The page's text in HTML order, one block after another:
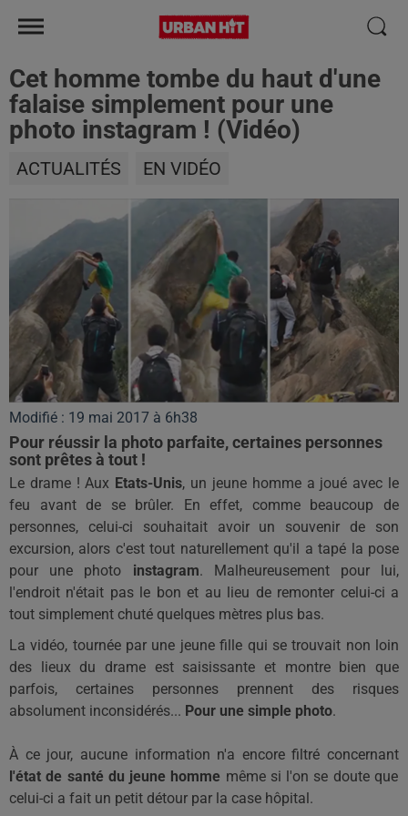
Cet homme tombe du haut d'une
falaise simplement pour une
photo instagram ! (Vidéo)
ACTUALITÉS EN VIDÉO
Modifié : 19 mai 2017 à 6h38
Pour réussir la photo parfaite, certaines personnes
sont prêtes à tout !
Le drame ! Aux Etats-Unis, un jeune homme a joué avec le
feu avant de se brûler. En effet, comme beaucoup de
personnes, celui-ci souhaitait avoir un souvenir de son
excursion, alors c'est tout naturellement qu'il a tapé la pose
pour une photo instagram. Malheureusement pour lui,
l'endroit n'était pas le bon et au lieu de remonter celui-ci a
tout simplement chuté quelques mètres plus bas.
La vidéo, tournée par une jeune fille qui se trouvait non loin
des lieux du drame est saisissante et montre bien que
parfois, certaines personnes prennent des risques
absolument inconsidérés... Pour une simple photo.
À ce jour, aucune information n'a encore filtré concernant
l'état de santé du jeune homme même si l'on se doute que
celui-ci a fait un petit détour par la case hôpital.